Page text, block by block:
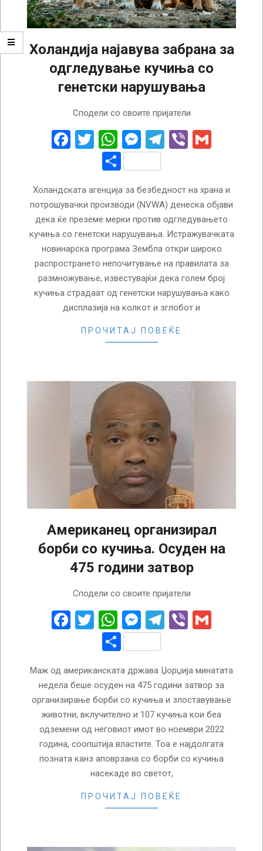
Холандија најавува забрана за
одгледување кучиња со
генетски нарушувања
Сподели со своите пријатели
Facebook
Twitter
WhatsApp
Messenger
Telegram
Viber
Share
Холандската агенција за безбедност на храна и
потрошувачки производи (NVWA) денеска објави
дека ќе преземе мерки против одгледувањето
кучиња со генетски нарушувања. Истражувачката
новинарска програма Зембла откри широко
распространето непочитување на правилата за
размножување, известувајќи дека голем број
кучиња страдаат од генетски нарушувања како
дисплазија на колкот и зглобот и
ПРОЧИТАЈ ПОВЕЌЕ
Американец организирал
борби со кучиња. Oсуден на
475 години затвор
Сподели со своите пријатели
Facebook
Twitter
WhatsApp
Messenger
Telegram
Viber
Share
Маж од американската држава Џорџија минатата
недела беше осуден на 475 години затвор за
организирање борби со кучиња и злоставување
животни, вклучително и 107 кучиња кои беа
одземени од неговиот имот во ноември 2022
година, соопштија властите. Тоа е најдолгата
позната канз аповрзана со борби со кучиња
насекаде во светот,
ПРОЧИТАЈ ПОВЕЌЕ